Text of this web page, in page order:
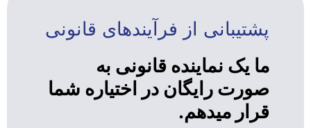
پشتیبانی از فرآیندهای قانونی
ما یک نماینده قانونی به
صورت رایگان در اختیاره شما
قرار میدهم.